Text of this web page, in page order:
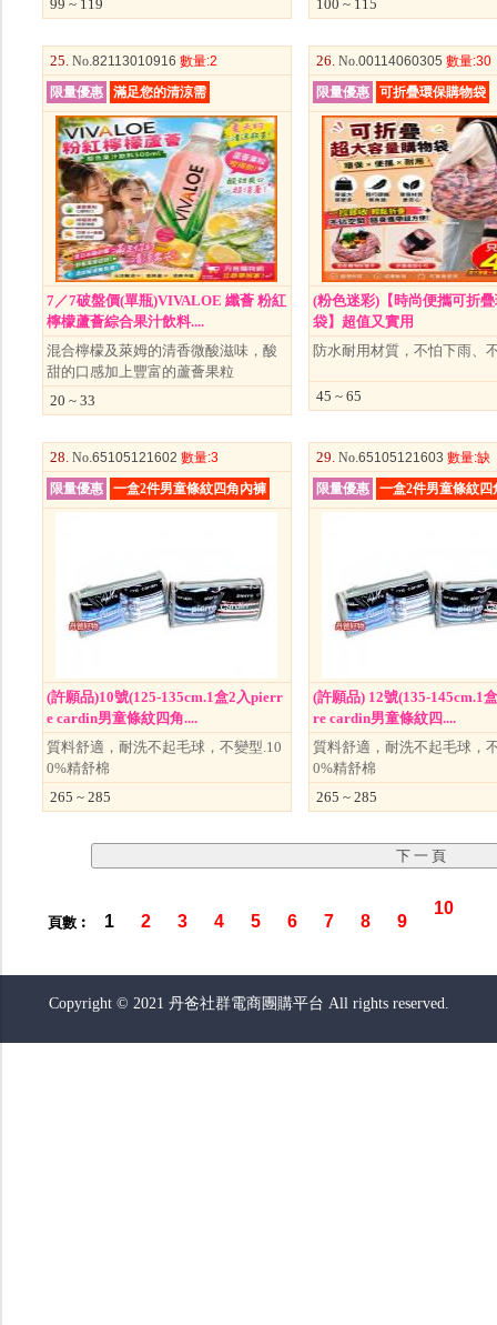
99 ~ 119 100 ~ 115
25. No.82113010916 數量:2
限量優惠
滿足您的清涼需
7／7破盤價(單瓶)VIVALOE 纖薈 粉紅
檸檬蘆薈綜合果汁飲料....
混合檸檬及萊姆的清香微酸滋味，酸
甜的口感加上豐富的蘆薈果粒
20 ~ 33
26. No.00114060305 數量:30
限量優惠
可折疊環保購物袋
(粉色迷彩)【時尚便攜可折
袋】超值又實用
防水耐用材質，不怕下雨、
45 ~ 65
28. No.65105121602 數量:3
限量優惠
一盒2件男童條紋四角內褲
(許願品)10號(125-135cm.1盒2入pierr
e cardin男童條紋四角....
質料舒適，耐洗不起毛球，不變型.10
0%精舒棉
265 ~ 285
29. No.65105121603 數量:缺
限量優惠
一盒2件男童條紋
(許願品) 12號(135-145cm.1
re cardin男童條紋四....
質料舒適，耐洗不起毛球，
0%精舒棉
265 ~ 285
頁數︰ 1 2 3 4 5 6 7 8 9
10
Copyright © 2021 丹爸社群電商團購平台 All rights reserved.